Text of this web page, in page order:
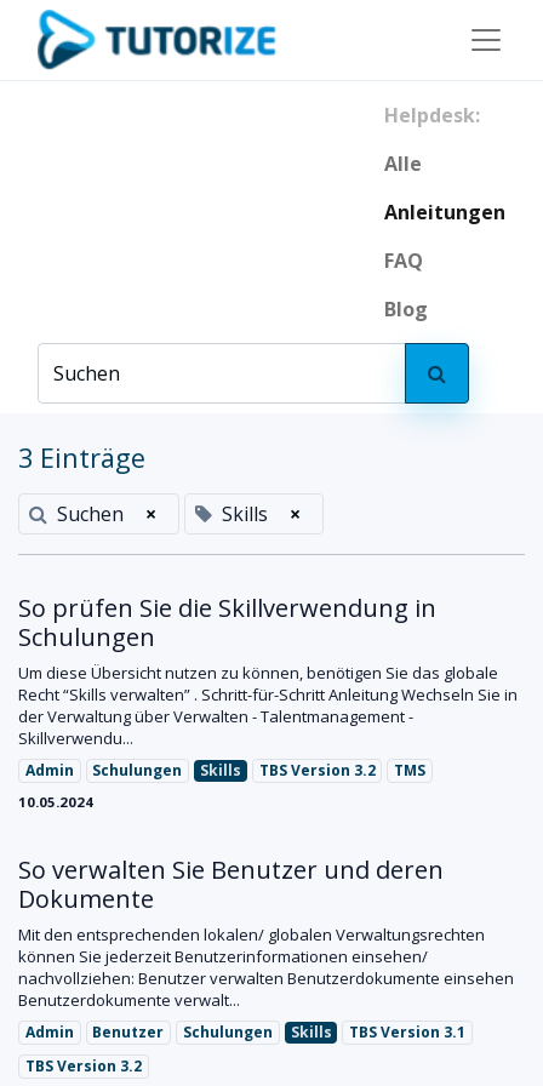
Helpdesk:
Alle
Anleitungen
FAQ
Blog
3 Einträge
Suchen × Skills ×
So prüfen Sie die Skillverwendung in
Schulungen
Um diese Übersicht nutzen zu können, benötigen Sie das globale
Recht “Skills verwalten” . Schritt-für-Schritt Anleitung Wechseln Sie in
der Verwaltung über Verwalten - Talentmanagement -
Skillverwendu...
Admin Schulungen Skills TBS Version 3.2 TMS
10.05.2024
So verwalten Sie Benutzer und deren
Dokumente
Mit den entsprechenden lokalen/ globalen Verwaltungsrechten
können Sie jederzeit Benutzerinformationen einsehen/
nachvollziehen: Benutzer verwalten Benutzerdokumente einsehen
Benutzerdokumente verwalt...
Admin Benutzer Schulungen Skills
TBS Version 3.1
TBS Version 3.2